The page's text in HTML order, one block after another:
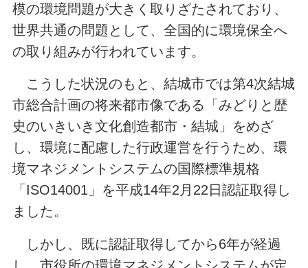
模の環境問題が大きく取りざたされており、
世界共通の問題として、全国的に環境保全へ
の取り組みが行われています。
こうした状況のもと、結城市では第4次結城
市総合計画の将来都市像である「みどりと歴
史のいきいき文化創造都市・結城」をめざ
し、環境に配慮した行政運営を行うため、環
境マネジメントシステムの国際標準規格
「ISO14001」を平成14年2月22日認証取得し
ました。
しかし、既に認証取得してから6年が経過